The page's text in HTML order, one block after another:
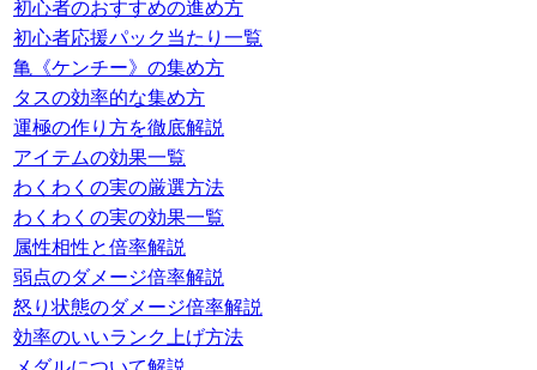
初心者のおすすめの進め方
初心者応援パック当たり一覧
亀《ケンチー》の集め方
タスの効率的な集め方
運極の作り方を徹底解説
アイテムの効果一覧
わくわくの実の厳選方法
わくわくの実の効果一覧
属性相性と倍率解説
弱点のダメージ倍率解説
怒り状態のダメージ倍率解説
効率のいいランク上げ方法